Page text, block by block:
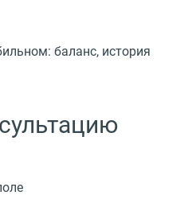
баланс, история